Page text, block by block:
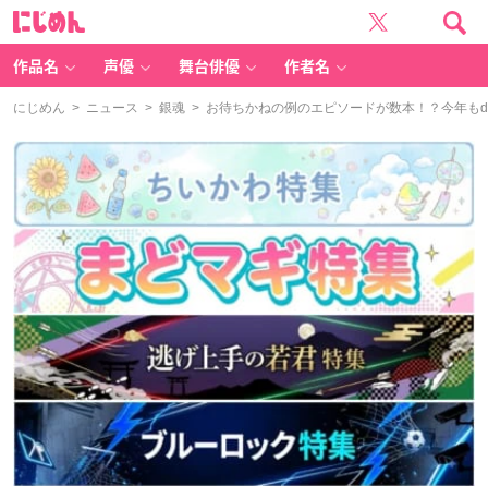
作品名 声優 舞台俳優 作者名
にじめん > ニュース > 銀魂 > お待ちかねの例のエピソードが数本！？今年も